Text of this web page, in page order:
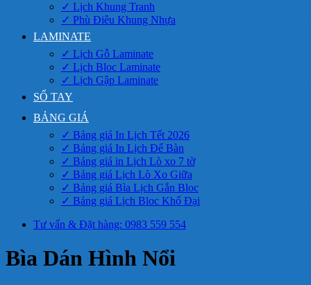
✓ Lịch Khung Tranh
✓ Phù Điêu Khung Nhựa
LAMINATE
✓ Lịch Gỗ Laminate
✓ Lịch Bloc Laminate
✓ Lịch Gập Laminate
SỔ TAY
BẢNG GIÁ
✓ Bảng giá In Lịch Tết 2026
✓ Bảng giá In Lịch Để Bàn
✓ Bảng giá in Lịch Lò xo 7 tờ
✓ Bảng giá Lịch Lò Xo Giữa
✓ Bảng giá Bìa Lịch Gắn Bloc
✓ Bảng giá Lịch Bloc Khổ Đại
Tư vấn & Đặt hàng: 0983 559 554
Bìa Dán Hình Nổi